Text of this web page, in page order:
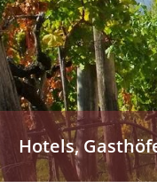
Hotels,